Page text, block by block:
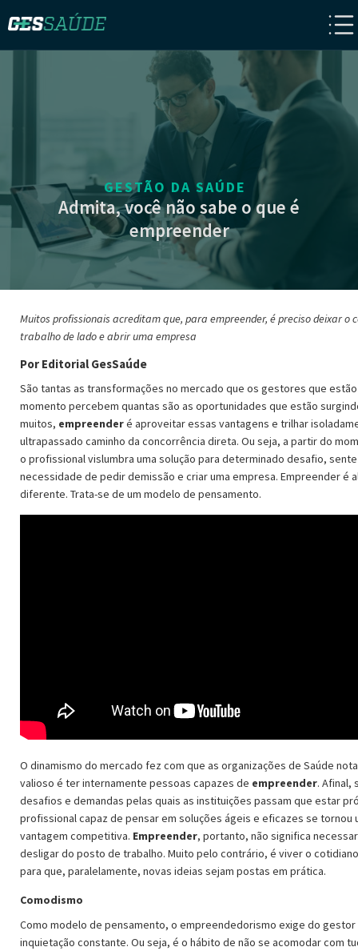
GESTÃO DA SAÚDE
Admita, você não sabe o que é
empreender
Muitos profissionais acreditam que, para empreender, é preciso deixar o
trabalho de lado e abrir uma empresa
Por Editorial GesSaúde
São tantas as transformações no mercado que os gestores que
momento percebem quantas são as oportunidades que estão
muitos, empreenderé aproveitar essas vantagens e trilhar
ultrapassado caminho da concorrência direta. Ou seja, a partir do
o profissional vislumbra uma solução para determinado desafio,
necessidade de pedir demissão e criar uma empresa. Empreender é
diferente. Trata-se de um modelo de pensamento.
O dinamismo do mercado fez com que as organizações de Saúde
valioso é ter internamente pessoas capazes de empreender. Afinal,
desafios e demandas pelas quais as instituições passam que estar
profissional capaz de pensar em soluções ágeis e eficazes se tornou
vantagem competitiva. Empreender, portanto, não significa
desligar do posto de trabalho. Muito pelo contrário, é viver o
para que, paralelamente, novas ideias sejam postas em prática.
Comodismo
Como modelo de pensamento, o empreendedorismo exige do gestor
inquietação constante. Ou seja, é o hábito de não se acomodar com